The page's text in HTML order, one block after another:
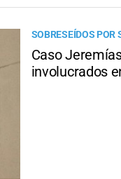
SOBRESEÍDOS POR
Caso
involucrados